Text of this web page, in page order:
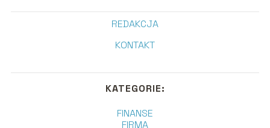
REDAKCJA
KONTAKT
KATEGORIE:
FINANSE
FIRMA